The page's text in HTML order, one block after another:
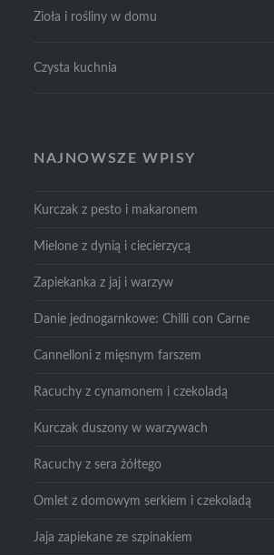
Zioła i rośliny w domu
Czysta kuchnia
NAJNOWSZE WPISY
Kurczak z pesto i makaronem
Mielone z dynią i ciecierzycą
Zapiekanka z jaj i warzyw
Danie jednogarnkowe: Chilli con Carne
Cannelloni z mięsnym farszem
Racuchy z cynamonem i czekoladą
Kurczak duszony w warzywach
Racuchy z sera żółtego
Omlet z domowym serkiem i czekoladą
Jaja zapiekane ze szpinakiem